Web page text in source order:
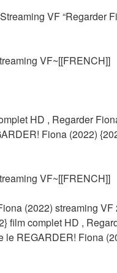
VF “Regarder
VF~[[FRENCH]]
HD , Regarder
Fiona (2022)
VF~[[FRENCH]]
(2022) streaming
film complet HD ,
REGARDER! Fiona